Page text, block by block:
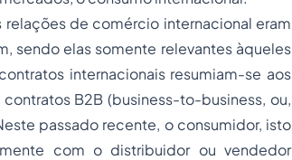
relações de comércio internacional eram
sendo elas somente relevantes àqueles
internacionais resumiam-se aos
B2B (business-to-business, ou,
passado recente, o consumidor, isto
com o distribuidor ou vendedor